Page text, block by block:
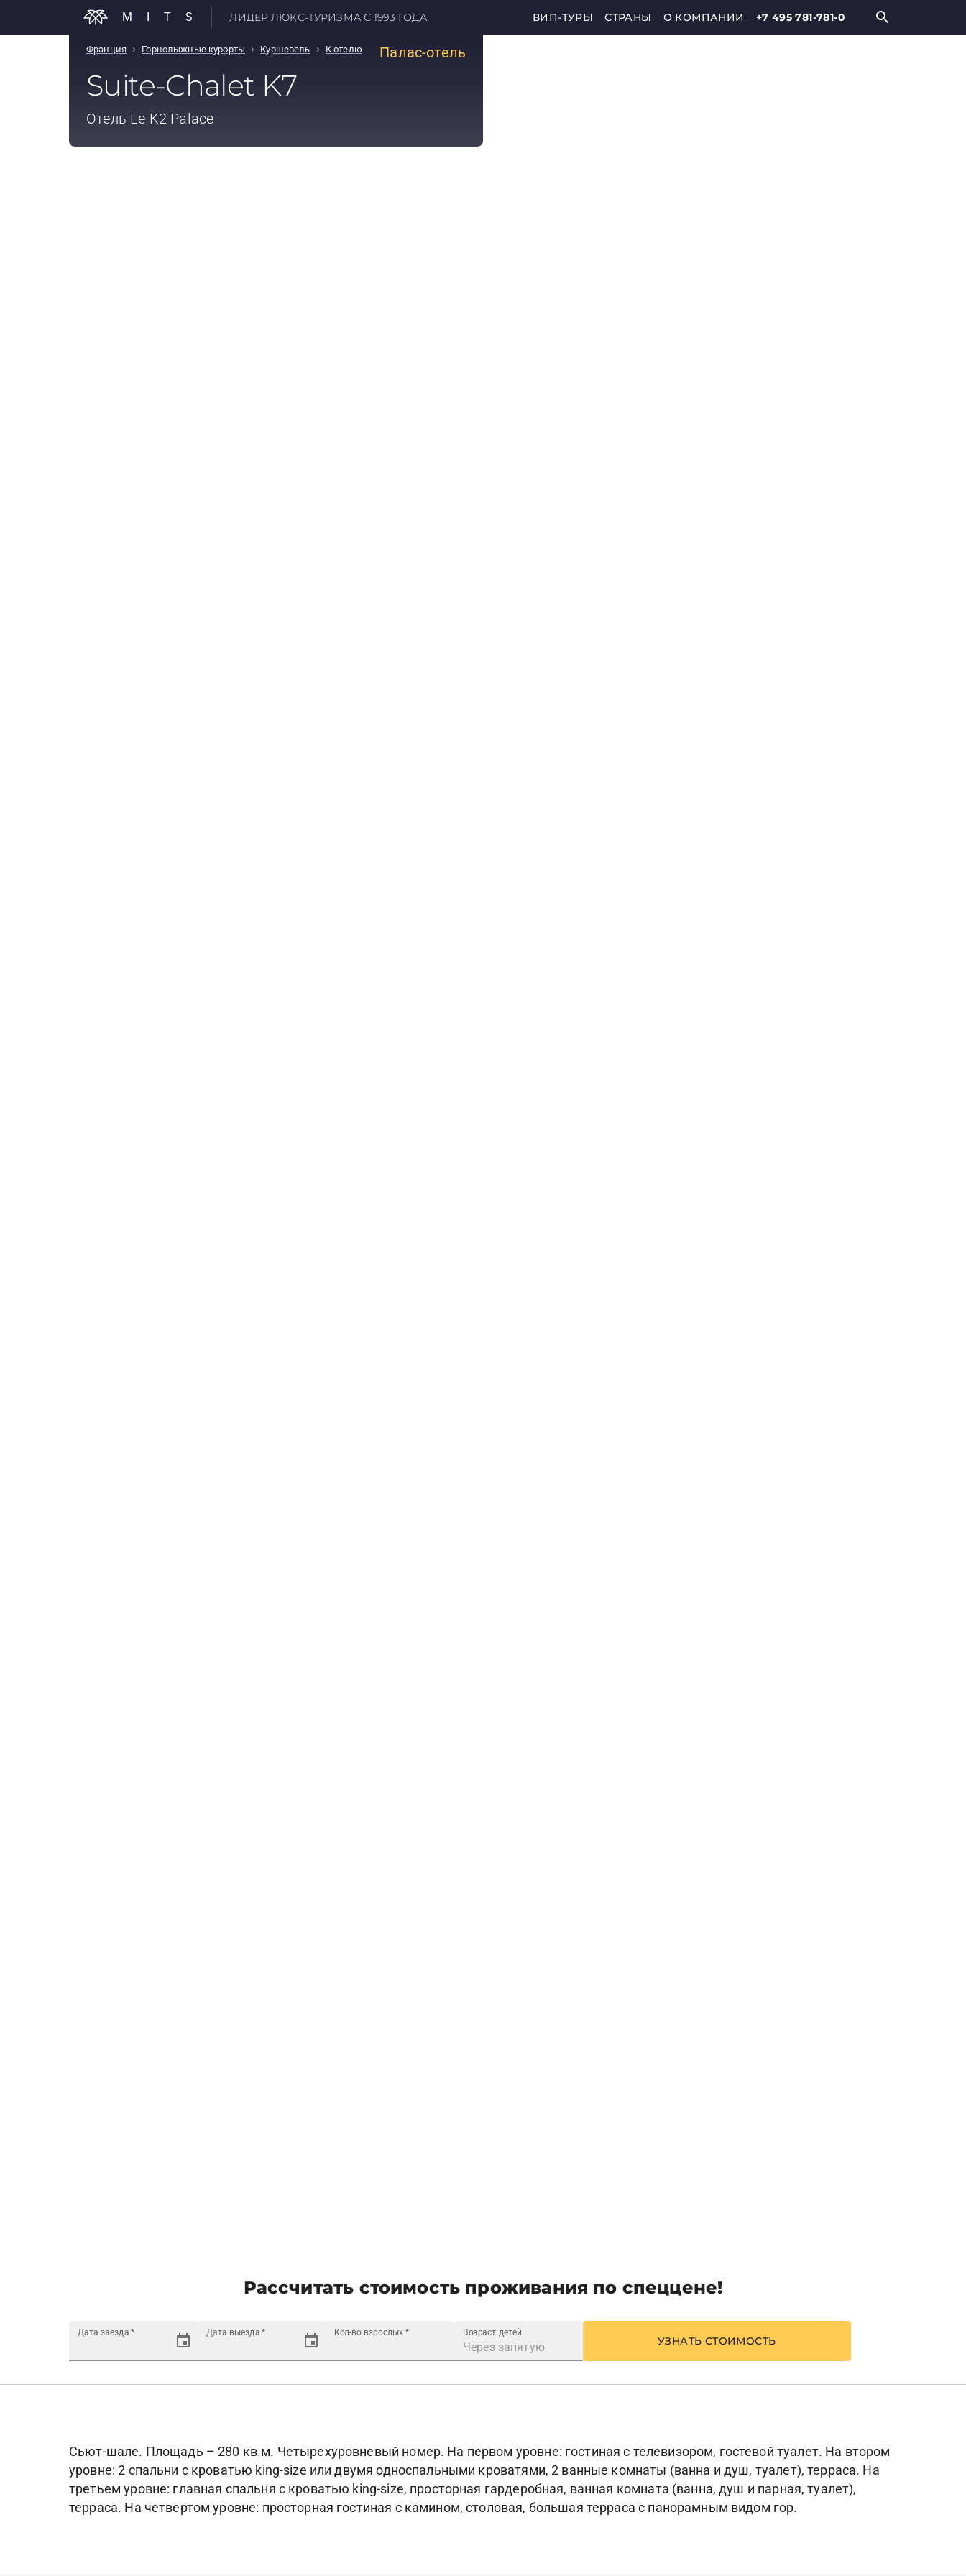
MITS ЛИДЕР ЛЮКС-ТУРИЗМА С 1993 ГОДА ВИП-ТУРЫ СТРАНЫ О КОМПАНИИ +7 495 781-781-0
Палас-отель
Франция › Горнолыжные курорты › Куршевель › К отелю
Suite-Chalet K7
Отель Le K2 Palace
Рассчитать стоимость проживания по спеццене!
Дата заезда * Дата выезда * Кол-во взрослых * Возраст детей
УЗНАТЬ СТОИМОСТЬ
Сьют-шале. Площадь – 280 кв.м. Четырехуровневый номер. На первом уровне: гостиная с телевизором, гостевой туалет. На втором
уровне: 2 спальни с кроватью king-size или двумя односпальными кроватями, 2 ванные комнаты (ванна и душ, туалет), терраса. На
третьем уровне: главная спальня с кроватью king-size, просторная гардеробная, ванная комната (ванна, душ и парная, туалет),
терраса. На четвертом уровне: просторная гостиная с камином, столовая, большая терраса с панорамным видом гор.